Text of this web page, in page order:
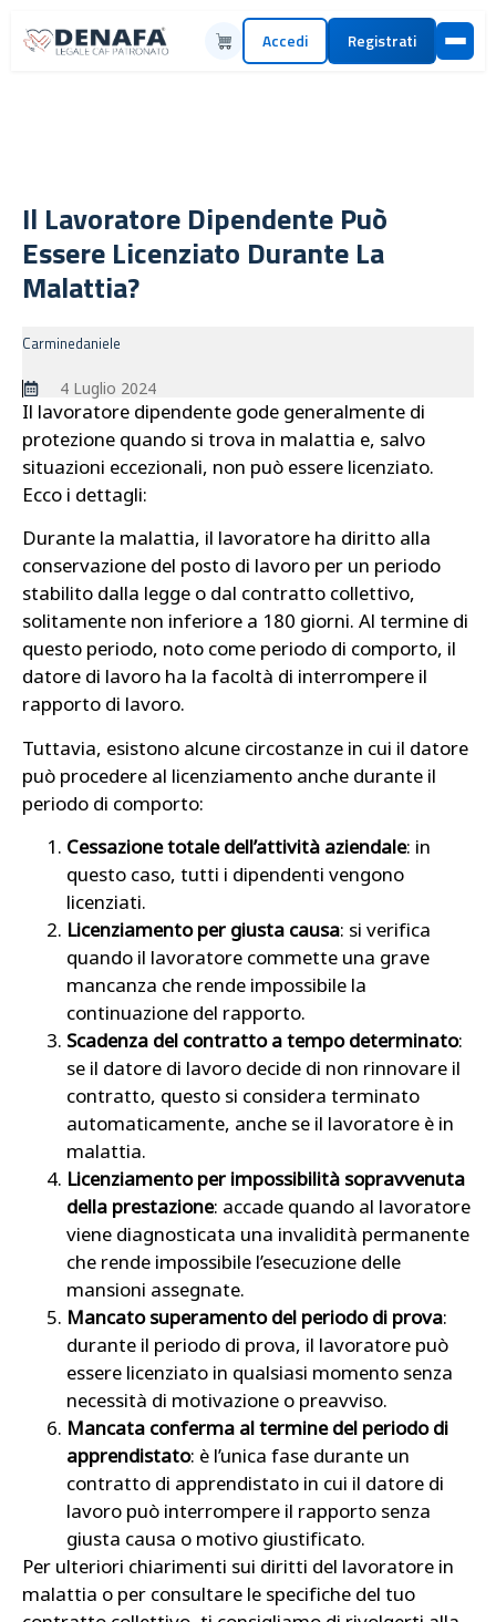
Accedi Registrati
Il Lavoratore Dipendente Può
Essere Licenziato Durante La
Malattia?
Carminedaniele
4 Luglio 2024
Il lavoratore dipendente gode generalmente di
protezione quando si trova in malattia e, salvo
situazioni eccezionali, non può essere licenziato.
Ecco i dettagli:
Durante la malattia, il lavoratore ha diritto alla
conservazione del posto di lavoro per un periodo
stabilito dalla legge o dal contratto collettivo,
solitamente non inferiore a 180 giorni. Al termine di
questo periodo, noto come periodo di comporto, il
datore di lavoro ha la facoltà di interrompere il
rapporto di lavoro.
Tuttavia, esistono alcune circostanze in cui il datore
può procedere al licenziamento anche durante il
periodo di comporto:
Cessazione totale dell’attività aziendale: in
questo caso, tutti i dipendenti vengono
licenziati.
Licenziamento per giusta causa: si verifica
quando il lavoratore commette una grave
mancanza che rende impossibile la
continuazione del rapporto.
Scadenza del contratto a tempo determinato:
se il datore di lavoro decide di non rinnovare il
contratto, questo si considera terminato
automaticamente, anche se il lavoratore è in
malattia.
Licenziamento per impossibilità sopravvenuta
della prestazione: accade quando al lavoratore
viene diagnosticata una invalidità permanente
che rende impossibile l’esecuzione delle
mansioni assegnate.
Mancato superamento del periodo di prova:
durante il periodo di prova, il lavoratore può
essere licenziato in qualsiasi momento senza
necessità di motivazione o preavviso.
Mancata conferma al termine del periodo di
apprendistato: è l’unica fase durante un
contratto di apprendistato in cui il datore di
lavoro può interrompere il rapporto senza
giusta causa o motivo giustificato.
Per ulteriori chiarimenti sui diritti del lavoratore in
malattia o per consultare le specifiche del tuo